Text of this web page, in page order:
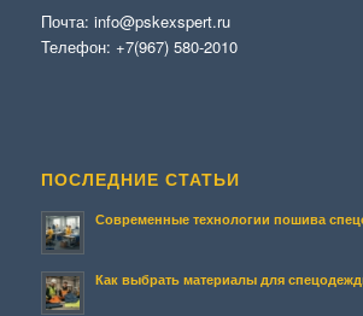
Почта: info@pskexspert.ru
Телефон: +7(967) 580-2010
ПОСЛЕДНИЕ СТАТЬИ
Современные технологии пошива
Как выбрать материалы для